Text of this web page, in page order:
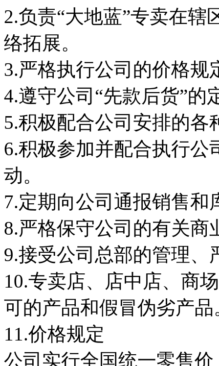
2.负责“大地蓝”专卖在
络拓展。
3.严格执行公司的价格规
4.遵守公司“先款后货”的
5.积极配合公司安排的各
6.积极参加并配合执行公
动。
7.定期向公司通报销售和
8.严格保守公司的有关商
9.接受公司总部的管理、
10.专卖店、店中店、商
可的产品和假冒伪劣产品
11.价格规定
公司实行全国统一零售